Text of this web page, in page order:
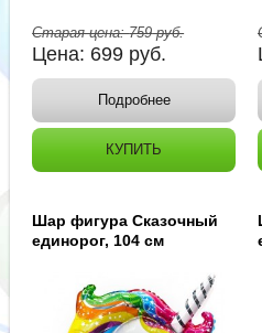
Старая цена:759руб.
Цена: 699 руб.
Подробнее
КУПИТЬ
Шар фигура Сказочный
единорог, 104 см